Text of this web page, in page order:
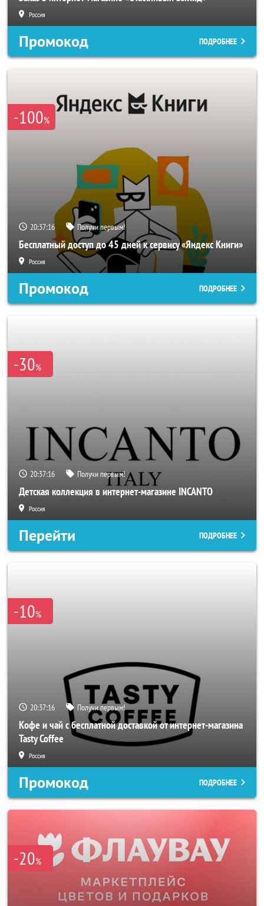
Россия
Промокод ПОДРОБНЕЕ
-100%
20:37:14 Получи первым!
Бесплатный доступ до 45 дней к сервису «Яндекс Книги»
Россия
Промокод ПОДРОБНЕЕ
-30%
20:37:14 Получи первым!
Детская коллекция в интернет-магазине INCANTO
Россия
Перейти ПОДРОБНЕЕ
-10%
20:37:14 Получи первым!
Кофе и чай с бесплатной доставкой от интернет-магазина
Tasty Coffee
Россия
Промокод ПОДРОБНЕЕ
-20%